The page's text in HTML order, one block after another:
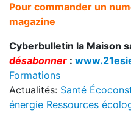
Pour commander un
magazine
Cyberbulletin la Maison
désabonner :
Formations
Actualités: Santé
énergie Ressources